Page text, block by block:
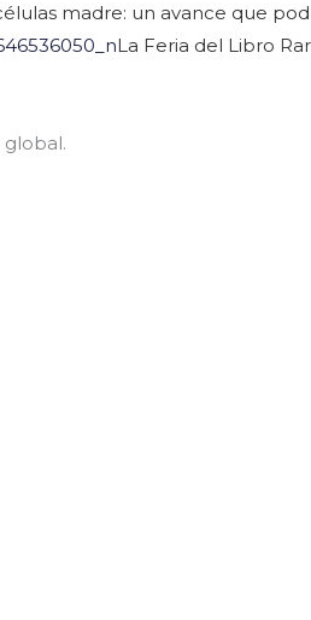
madre: un avance que
La Feria del Libro